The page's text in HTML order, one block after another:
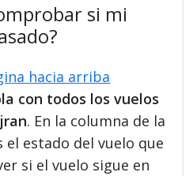
si mi
hacia arriba
con todos los vuelos
. En la columna de la
estado del vuelo que
si el vuelo sigue en